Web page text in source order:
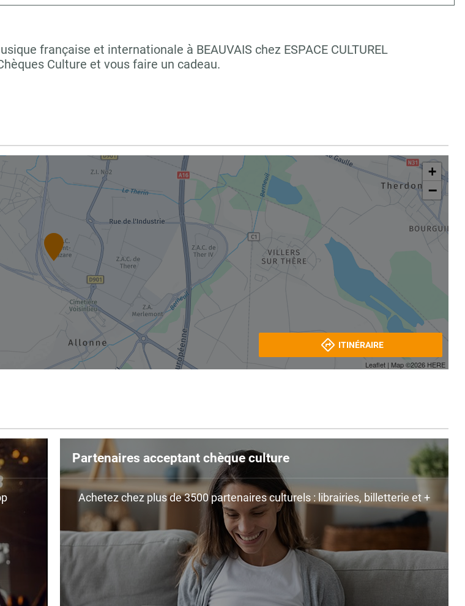
française et internationale à BEAUVAIS chez ESPACE CULTUREL
Culture et vous faire un cadeau.
+
−
Leaflet | Map ©2026 HERE
ITINÉRAIRE
Partenaires acceptant chèque culture
Achetez chez plus de 3500 partenaires culturels : librairies, billetterie et +